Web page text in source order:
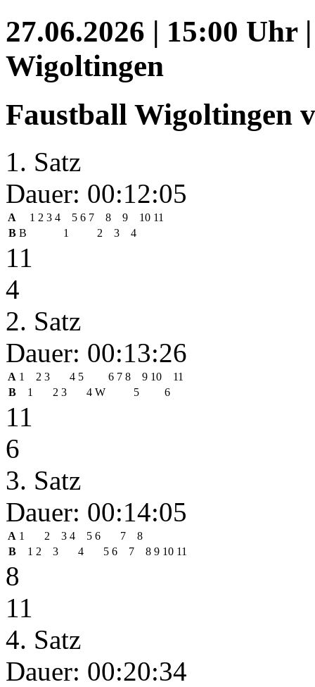
27.06.2026 | 15:00 Uhr
Wigoltingen
Faustball Wigoltingen
1. Satz
Dauer: 00:12:05
A 1 2 3 4 5 6 7 8 9 10 11
B B 1 2 3 4
11
4
2. Satz
Dauer: 00:13:26
A 1 2 3 4 5 6 7 8 9 10
11
B
1 2 3 4 W 5 6
11
6
3. Satz
Dauer: 00:14:05
A 1 2 3 4 5 6 7
8
B
1 2 3 4 5 6 7 8 9 10 11
8
11
4. Satz
Dauer: 00:20:34